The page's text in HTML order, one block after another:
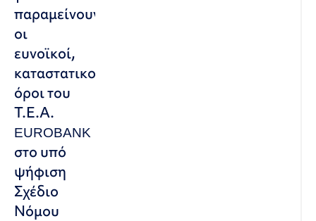
παραμείνουν
οι
ευνοϊκοί,
καταστατικοί
όροι του
Τ.Ε.Α.
EUROBANK
στο υπό
ψήφιση
Σχέδιο
Νόμου